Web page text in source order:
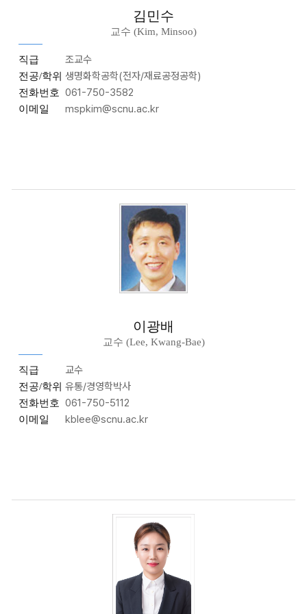
김민수
교수 (Kim, Minsoo)
직급 조교수
전공/학위 생명화학공학(전자/재료공정공학)
전화번호 061-750-3582
이메일 mspkim@scnu.ac.kr
이광배
교수 (Lee, Kwang-Bae)
직급 교수
전공/학위 유통/경영학박사
전화번호 061-750-5112
이메일 kblee@scnu.ac.kr